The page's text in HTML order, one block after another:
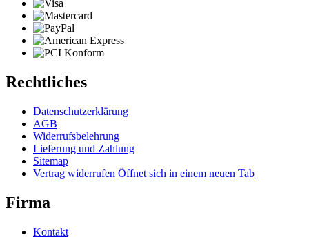
Rechtliches
Datenschutzerklärung
AGB
Widerrufsbelehrung
Lieferung und Zahlung
Sitemap
Vertrag widerrufen Öffnet sich in einem neuen Tab
Firma
Kontakt